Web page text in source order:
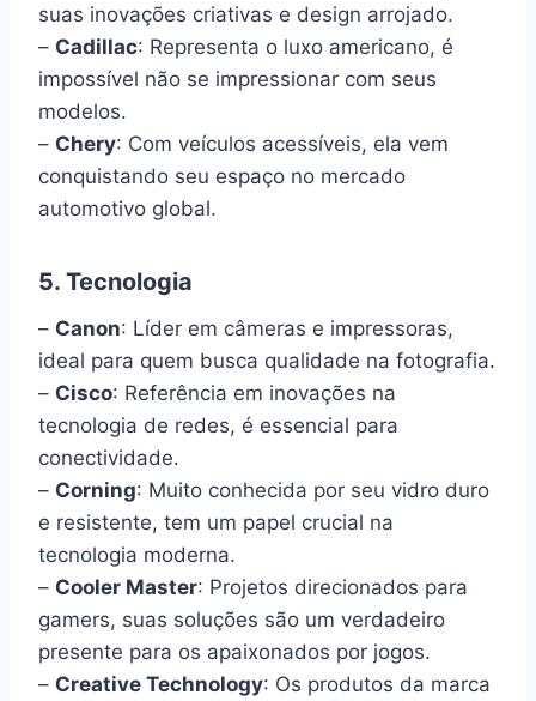
suas inovações criativas e design arrojado.
– Cadillac: Representa o luxo americano, é
impossível não se impressionar com seus
modelos.
– Chery: Com veículos acessíveis, ela vem
conquistando seu espaço no mercado
automotivo global.
5. Tecnologia
– Canon: Líder em câmeras e impressoras,
ideal para quem busca qualidade na fotografia.
– Cisco: Referência em inovações na
tecnologia de redes, é essencial para
conectividade.
– Corning: Muito conhecida por seu vidro duro
e resistente, tem um papel crucial na
tecnologia moderna.
– Cooler Master: Projetos direcionados para
gamers, suas soluções são um verdadeiro
presente para os apaixonados por jogos.
– Creative Technology: Os produtos da marca